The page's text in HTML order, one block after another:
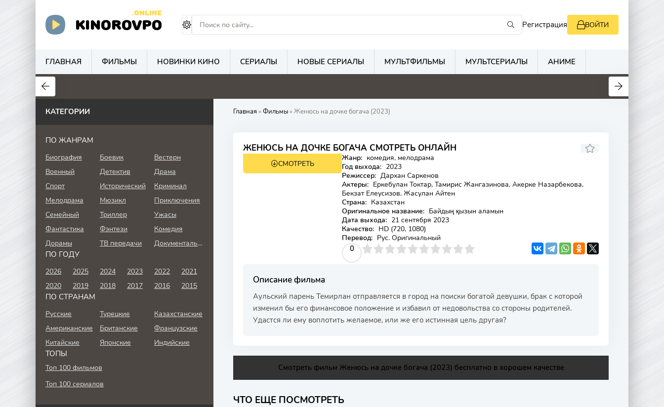
KINOROVPO
.ONLINE
Регистрация ВОЙТИ
ГЛАВНАЯ ФИЛЬМЫ НОВИНКИ КИНО СЕРИАЛЫ НОВЫЕ СЕРИАЛЫ МУЛЬТФИЛЬМЫ МУЛЬТСЕРИАЛЫ АНИМЕ
Главная » Фильмы» Женюсь на дочке богача (2023)
ЖЕНЮСЬ НА ДОЧКЕ БОГАЧА СМОТРЕТЬ ОНЛАЙН
7.3
СМОТРЕТЬ
Жанр: комедия, мелодрама
Год выхода: 2023
Режиссер: Дархан Саркенов
Актеры: Еркебулан Токтар, Тамирис Жангазинова, Акерке Назарбекова,
Бекзат Елеусизов, Жасулан Айтен
Страна: Казахстан
Оригинальное название: Байдың қызын аламын
Дата выхода: 21 сентября 2023
Качество: HD (720, 1080)
Перевод: Рус. Оригинальный
0
4 5 6 7 8 9 10
Описание фильма
Аульский парень Темирлан отправляется в город на поиски богатой девушки, брак с которой
изменил бы его финансовое положение и избавил от недовольства со стороны родителей.
Удастся ли ему воплотить желаемое, или же его истинная цель другая?
Смотреть фильм Женюсь на дочке богача (2023) бесплатно в хорошем качестве
ЧТО ЕЩЕ ПОСМОТРЕТЬ
КАТЕГОРИИ
ПО ЖАНРАМ
Биография Боевик
Вестерн
Военный
Детектив
Драма
Спорт
Исторический
Криминал
Мелодрама
Мюзикл
Приключения
Семейный
Триллер
Ужасы
Фантастика
Фэнтези
Комедия
Дорамы
ТВ передачи Документальный
ПО ГОДУ
2026 2025 2024 2023 2022
2021
2020
2019 2018 2017 2016 2015
ПО СТРАНАМ
Русские Турецкие
Казахстанские
Американские
Британские
Французские
Китайские
Японские Индийские
ТОПЫ
Топ 100 фильмов
Топ 100 сериалов